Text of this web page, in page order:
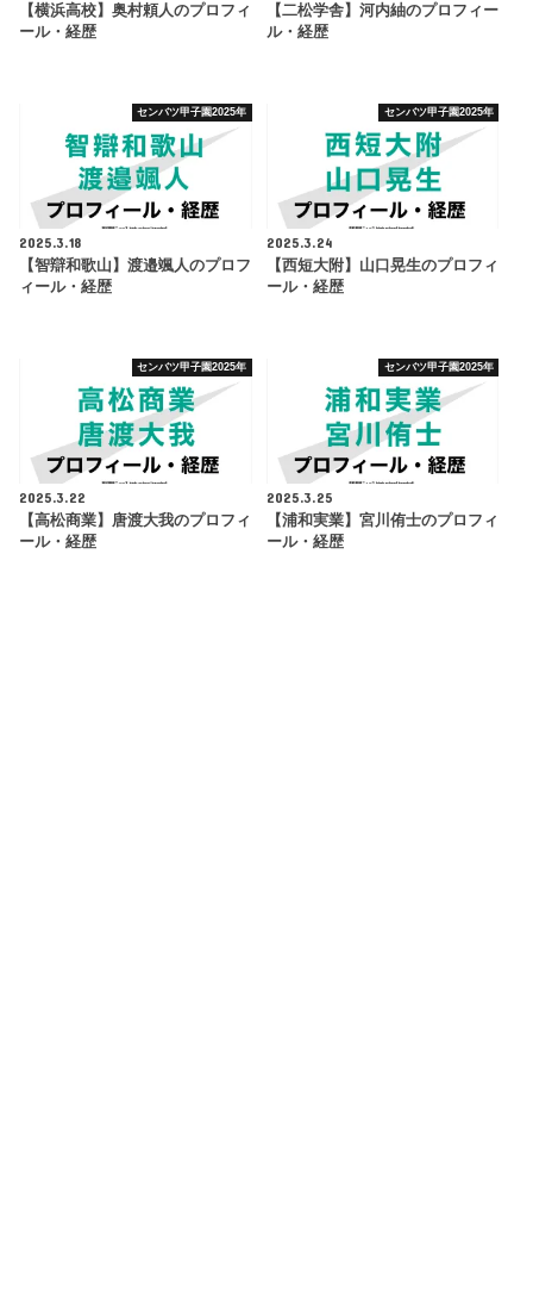
【横浜高校】奥村頼人のプロフィ
ール・経歴
【二松学舎】河内紬のプロフィー
ル・経歴
センバツ甲子園2025年
2025.3.18
【智辯和歌山】渡邉颯人のプロフ
ィール・経歴
センバツ甲子園2025年
2025.3.24
【西短大附】山口晃生のプロフィ
ール・経歴
センバツ甲子園2025年
2025.3.22
【高松商業】唐渡大我のプロフィ
ール・経歴
センバツ甲子園2025年
2025.3.25
【浦和実業】宮川侑士のプロフィ
ール・経歴